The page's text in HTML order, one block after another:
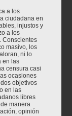
a los
ciudadana en
injustos y
a los
Conscientes
masivo, los
ni lo
en las
censura casi
ocasiones
objetivos
en las
libres
manera
opinión